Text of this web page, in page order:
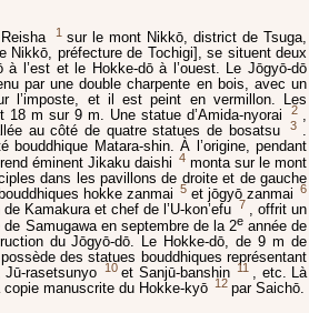
1 sur le mont Nikkō, district de Tsuga,
Nikkō, préfecture de Tochigi], se situent deux
l’est et le Hokke-dō à l’ouest. Le Jōgyō-dō
par une double charpente en bois, avec un
l’imposte, et il est peint en vermillon. Les
18 m sur 9 m. Une statue d’Amida-nyorai
2 ,
au côté de quatre statues de bosatsu
3 .
bouddhique Matara-shin. À l’origine, pendant
éminent Jikaku daishi 4 monta sur le mont
dans les pavillons de droite et de gauche
hokke zanmai 5 et jōgyō zanmai 6
Kamakura et chef de l’U-kon’efu 7 , offrit un
Samugawa en septembre de la 2eannée de
du Jōgyō-dō. Le Hokke-dō, de 9 m de
des statues bouddhiques représentant
Jū-rasetsunyo 10 et Sanjū-banshin 11 , etc. Là
manuscrite du Hokke-kyō 12 par Saichō.